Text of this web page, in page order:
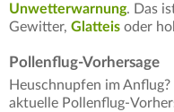
Unwetterwarnung. Das
Gewitter, Glatteis oder
Pollenflug-Vorhersage
Heuschnupfen im
aktuelle Pollenflug-